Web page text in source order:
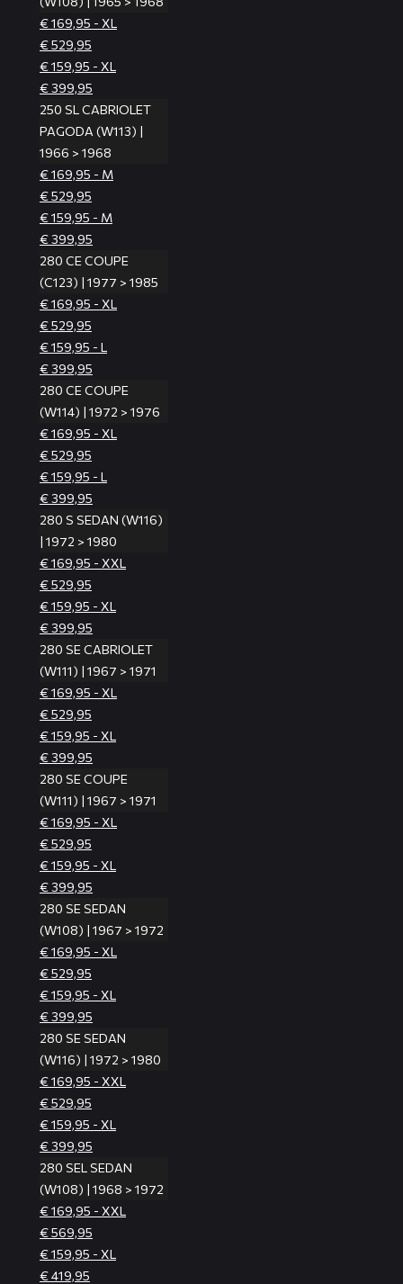
€ 169,95 - XL
€ 529,95
€ 159,95 - XL
€ 399,95
250 SL CABRIOLET
PAGODA (W113) |
1966 > 1968
€ 169,95 - M
€ 529,95
€ 159,95 - M
€ 399,95
280 CE COUPE
(C123) | 1977 > 1985
€ 169,95 - XL
€ 529,95
€ 159,95 - L
€ 399,95
280 CE COUPE
(W114) | 1972 > 1976
€ 169,95 - XL
€ 529,95
€ 159,95 - L
€ 399,95
280 S SEDAN (W116)
| 1972 > 1980
€ 169,95 - XXL
€ 529,95
€ 159,95 - XL
€ 399,95
280 SE CABRIOLET
(W111) | 1967 > 1971
€ 169,95 - XL
€ 529,95
€ 159,95 - XL
€ 399,95
280 SE COUPE
(W111) | 1967 > 1971
€ 169,95 - XL
€ 529,95
€ 159,95 - XL
€ 399,95
280 SE SEDAN
(W108) | 1967 > 1972
€ 169,95 - XL
€ 529,95
€ 159,95 - XL
€ 399,95
280 SE SEDAN
(W116) | 1972 > 1980
€ 169,95 - XXL
€ 529,95
€ 159,95 - XL
€ 399,95
280 SEL SEDAN
(W108) | 1968 > 1972
€ 169,95 - XXL
€ 569,95
€ 159,95 - XL
€ 419,95